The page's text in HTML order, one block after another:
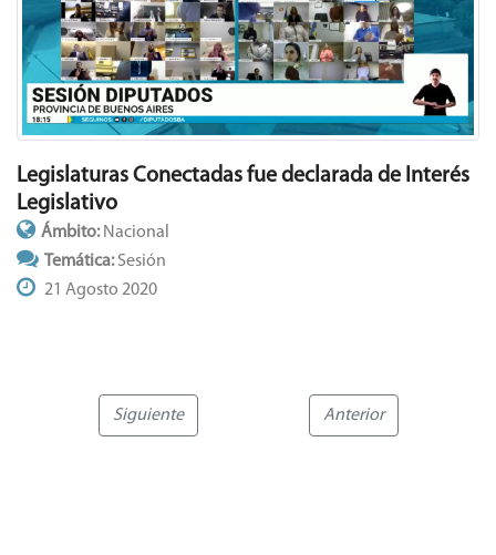
Legislaturas Conectadas fue declarada de Interés
Legislativo
Ámbito: Nacional
Temática:Sesión
21 Agosto 2020
Siguiente Anterior